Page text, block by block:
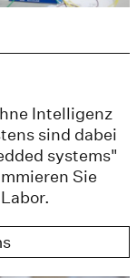
Intelligenz
sind dabei
systems"
Sie